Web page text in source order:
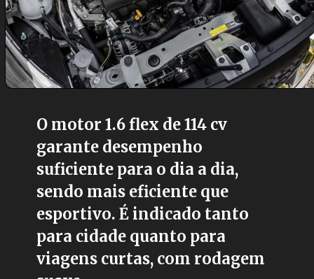
O motor 1.6 flex de 114 cv
garante desempenho
suficiente para o dia a dia,
sendo mais eficiente que
esportivo. É indicado tanto
para cidade quanto para
viagens curtas, com rodagem